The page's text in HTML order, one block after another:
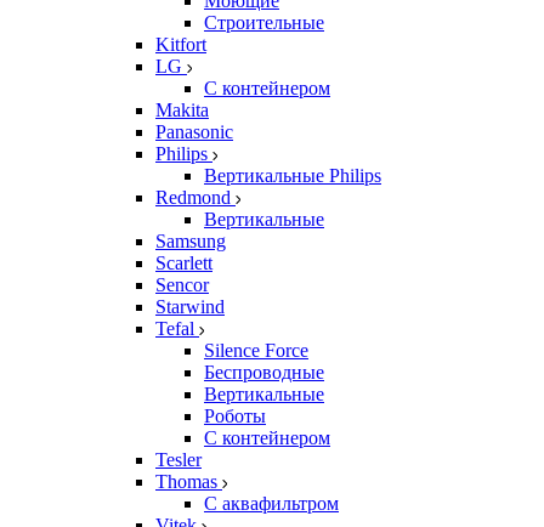
Строительные
Kitfort
LG
С контейнером
Makita
Panasonic
Philips
Вертикальные Philips
Redmond
Вертикальные
Samsung
Scarlett
Sencor
Starwind
Tefal
Silence Force
Беспроводные
Вертикальные
Роботы
С контейнером
Tesler
Thomas
С аквафильтром